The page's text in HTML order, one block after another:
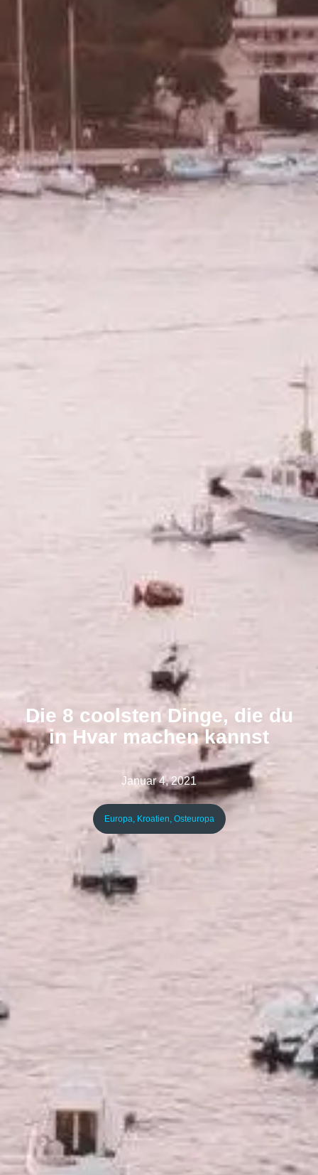
Die 8 coolsten Dinge, die du
in Hvar machen kannst
Januar 4, 2021
Europa, Kroatien, Osteuropa